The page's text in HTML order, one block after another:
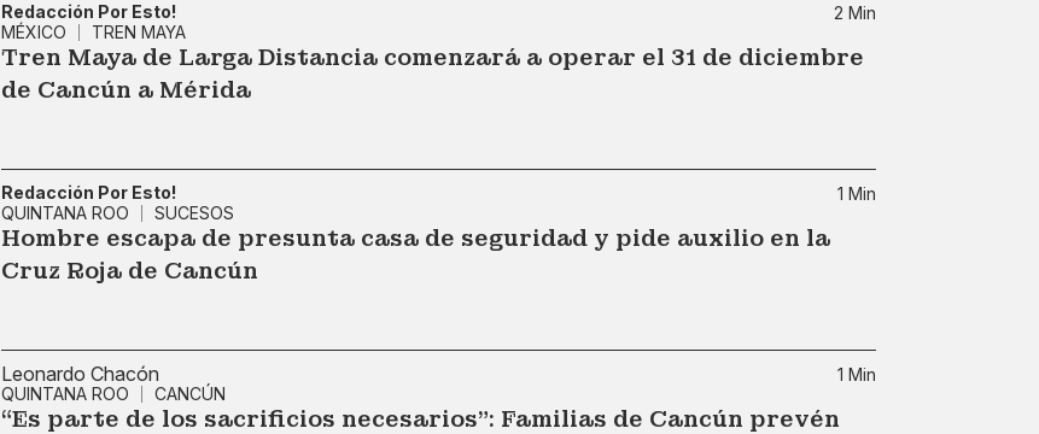
Redacción Por Esto!
2 Min
MÉXICO
TREN MAYA
Tren Maya de Larga Distancia comenzará a operar el 31 de diciembre
de Cancún a Mérida
Redacción Por Esto!
1 Min
QUINTANA ROO
SUCESOS
Hombre escapa de presunta casa de seguridad y pide auxilio en la
Cruz Roja de Cancún
Leonardo Chacón
1 Min
QUINTANA ROO
CANCÚN
“Es parte de los sacrificios necesarios”: Familias de Cancún prevén